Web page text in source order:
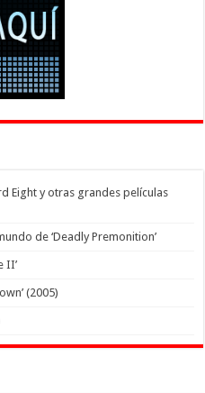
Eight y otras grandes películas
de ‘Deadly Premonition’
II’
(2005)